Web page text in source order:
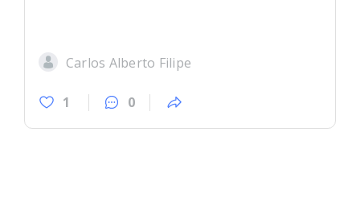
Carlos Alberto Filipe
1 0